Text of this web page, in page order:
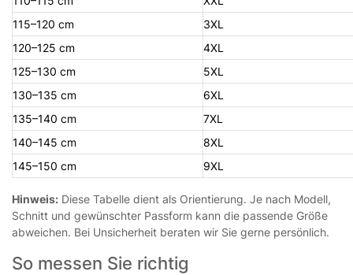
115–120 cm
3XL
120–125 cm
4XL
125–130 cm
5XL
130–135 cm
6XL
135–140 cm
7XL
140–145 cm
8XL
145–150 cm
9XL
Hinweis: Diese Tabelle dient als Orientierung. Je nach Modell,
Schnitt und gewünschter Passform kann die passende Größe
abweichen. Bei Unsicherheit beraten wir Sie gerne persönlich.
So messen Sie richtig